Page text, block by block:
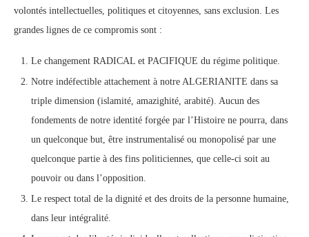
volontés intellectuelles, politiques et citoyennes, sans exclusion. Les
grandes lignes de ce compromis sont :
Le changement RADICAL et PACIFIQUE du régime politique.
Notre indéfectible attachement à notre ALGERIANITE dans sa
triple dimension (islamité, amazighité, arabité). Aucun des
fondements de notre identité forgée par l’Histoire ne pourra, dans
un quelconque but, être instrumentalisé ou monopolisé par une
quelconque partie à des fins politiciennes, que celle-ci soit au
pouvoir ou dans l’opposition.
Le respect total de la dignité et des droits de la personne humaine,
dans leur intégralité.